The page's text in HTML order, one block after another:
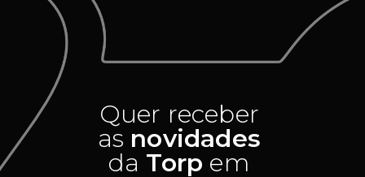
Quer receber
as novidades
da Torp em